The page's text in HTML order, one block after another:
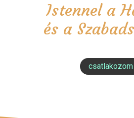
Istennel a
és a
csatlakozom